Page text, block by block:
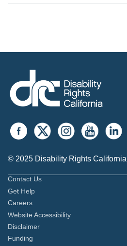
© 2025 Disability Rights California
Contact Us
Get Help
Careers
Website Accessibility
Disclaimer
Funding